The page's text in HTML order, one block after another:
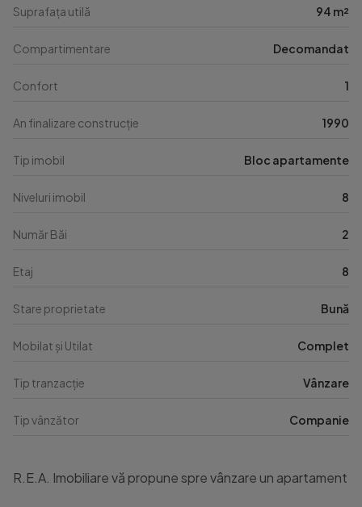
Suprafața utilă 94 m²
Compartimentare Decomandat
Confort 1
An finalizare construcție 1990
Tip imobil Bloc apartamente
Niveluri imobil 8
Număr Băi 2
Etaj 8
Stare proprietate Bună
Mobilat și Utilat Complet
Tip tranzacție Vânzare
Tip vânzător Companie
R.E.A. Imobiliare vă propune spre vânzare un